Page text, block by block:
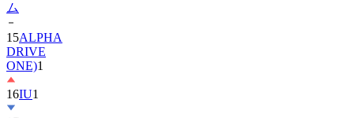
15
DRIVE
ONE)1
16IU1
17
ス